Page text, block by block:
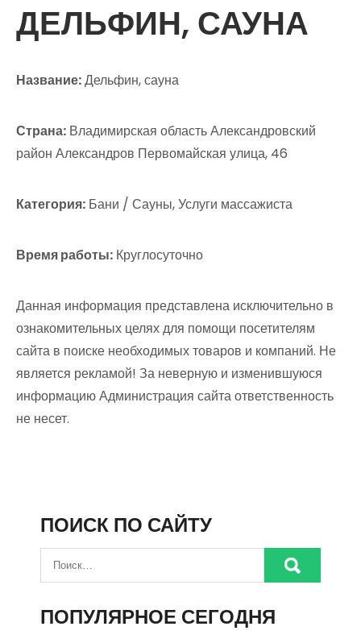
ДЕЛЬФИН, САУНА
Название:Дельфин, сауна
Страна: Владимирская область Александровский
район Александров Первомайская улица, 46
Категория: Бани / Сауны, Услуги массажиста
Время работы: Круглосуточно
Данная информация представлена исключительно в
ознакомительных целях для помощи посетителям
сайта в поиске необходимых товаров и компаний. Не
является рекламой! За неверную и изменившуюся
информацию Администрация сайта ответственность
не несет.
ПОИСК ПО САЙТУ
ПОПУЛЯРНОЕ СЕГОДНЯ